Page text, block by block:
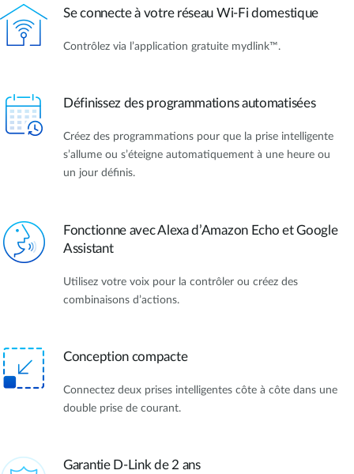
Se connecte à votre réseau Wi-Fi domestique
Contrôlez via l’application gratuite mydlink™.
Définissez des programmations automatisées
Créez des programmations pour que la prise intelligente
s’allume ou s’éteigne automatiquement à une heure ou
un jour définis.
Fonctionne avec Alexa d’Amazon Echo et Google
Assistant
Utilisez votre voix pour la contrôler ou créez des
combinaisons d’actions.
Conception compacte
Connectez deux prises intelligentes côte à côte dans une
double prise de courant.
Garantie D-Link de 2 ans